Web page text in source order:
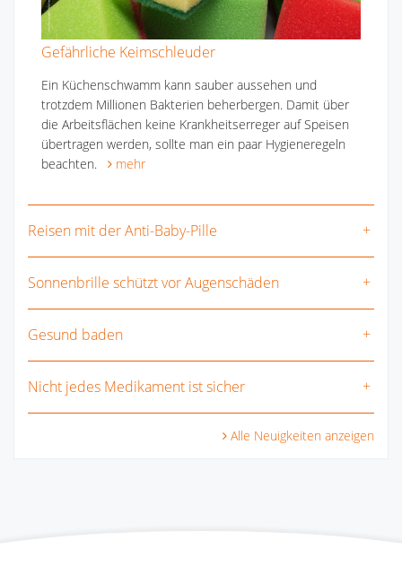
Gefährliche Keimschleuder
Ein Küchenschwamm kann sauber aussehen und
trotzdem Millionen Bakterien beherbergen. Damit über
die Arbeitsflächen keine Krankheitserreger auf Speisen
übertragen werden, sollte man ein paar Hygieneregeln
beachten.
mehr
Reisen mit der Anti-Baby-Pille
Sonnenbrille schützt vor Augenschäden
Gesund baden
Nicht jedes Medikament ist sicher
Alle Neuigkeiten anzeigen